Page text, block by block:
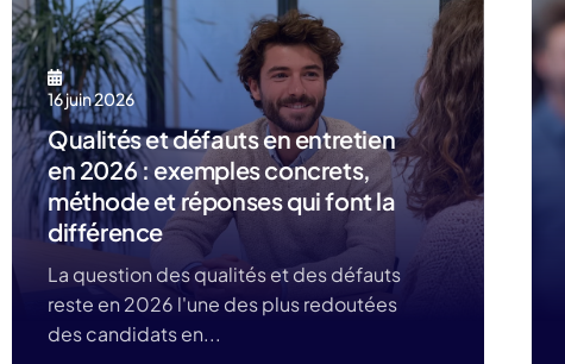
16 juin 2026
Qualités et défauts en entretien
en 2026 : exemples concrets,
méthode et réponses qui font la
différence
La question des qualités et des défauts
reste en 2026 l'une des plus redoutées
des candidats en...